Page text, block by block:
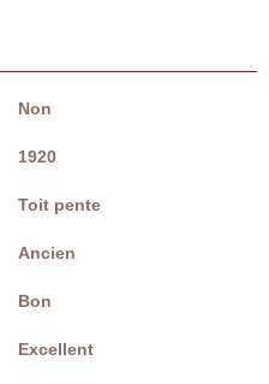
Non
1920
Toit pente
Ancien
Bon
Excellent